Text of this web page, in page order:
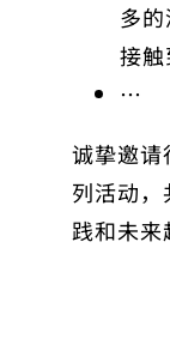
多
接
…
诚挚邀请
列活动
践和未来